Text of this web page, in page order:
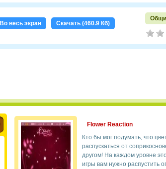
Во весь экран Скачать (460.9 Кб)
Flower Reaction
Кто бы мог подумать, что
распускаться от
другом! На каждом уровне
игры вам нужно распустить